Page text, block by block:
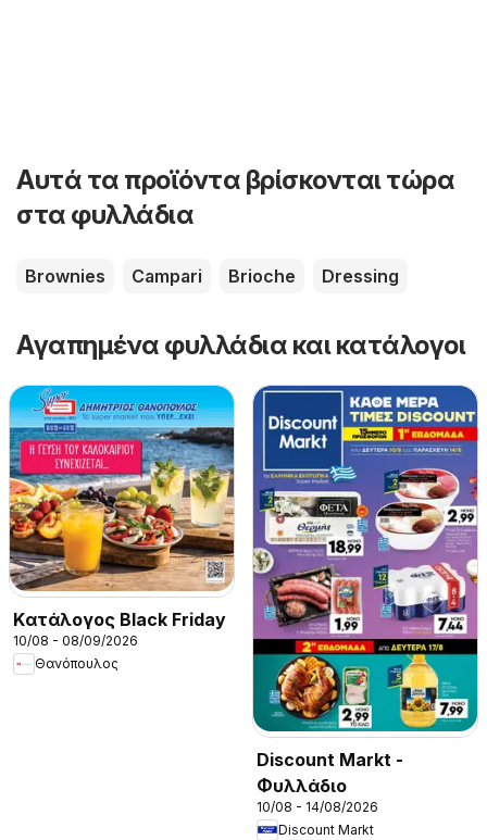
Αυτά τα προϊόντα βρίσκονται τώρα
στα φυλλάδια
Brownies Campari Brioche Dressing
Αγαπημένα φυλλάδια και κατάλογοι
Kατάλογος Black Friday
10/08 - 08/09/2026
Θανόπουλος
Discount Markt -
Φυλλάδιο
10/08 - 14/08/2026
Discount Markt